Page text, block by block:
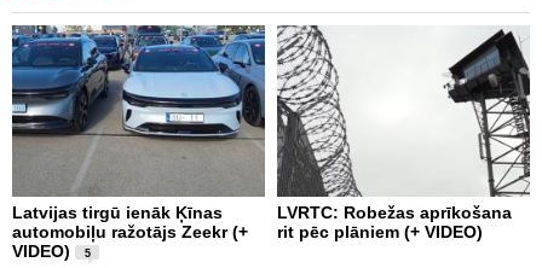
Latvijas tirgū ienāk Ķīnas
automobiļu ražotājs Zeekr (+
VIDEO)
5
LVRTC: Robežas aprīkošana
rit pēc plāniem (+ VIDEO)